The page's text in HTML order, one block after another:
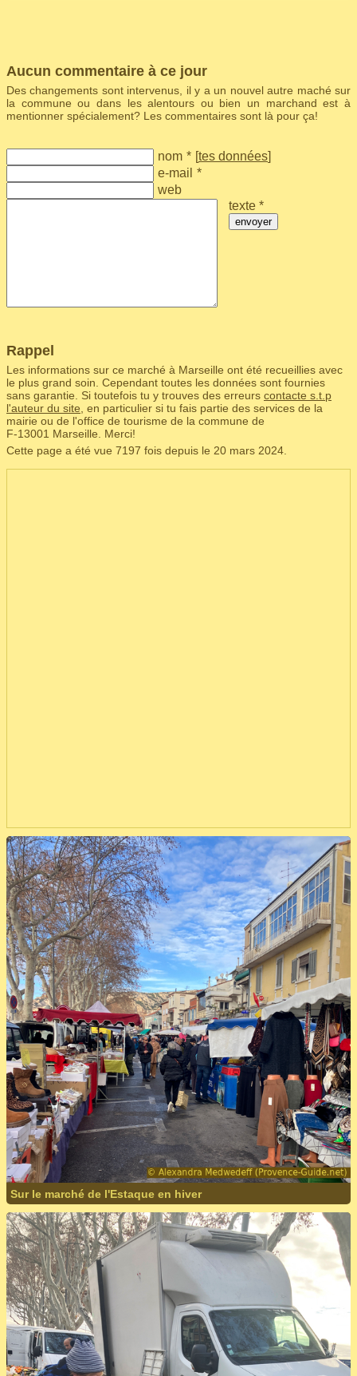
Aucun commentaire à ce jour
Des changements sont intervenus, il y a un nouvel autre maché sur
la commune ou dans les alentours ou bien un marchand est à
mentionner spécialement? Les commentaires sont là pour ça!
nom * [tes données]
e-mail *
web
texte *
envoyer
Rappel
Les informations sur ce marché à Marseille ont été recueillies avec
le plus grand soin. Cependant toutes les données sont fournies
sans garantie. Si toutefois tu y trouves des erreurs contacte s.t.p
l'auteur du site , en particulier si tu fais partie des services de la
mairie ou de l'office de tourisme de la commune de
F‑13001 Marseille. Merci!
Cette page a été vue 7197 fois depuis le 20 mars 2024.
Sur le marché de l'Estaque en hiver